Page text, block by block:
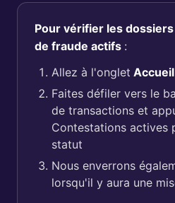
Pour vérifier les
de fraude actifs :
Allez à l'onglet Accueil
Faites défiler vers le
de transactions et
Contestations actives
statut
Nous enverrons
lorsqu'il y aura une